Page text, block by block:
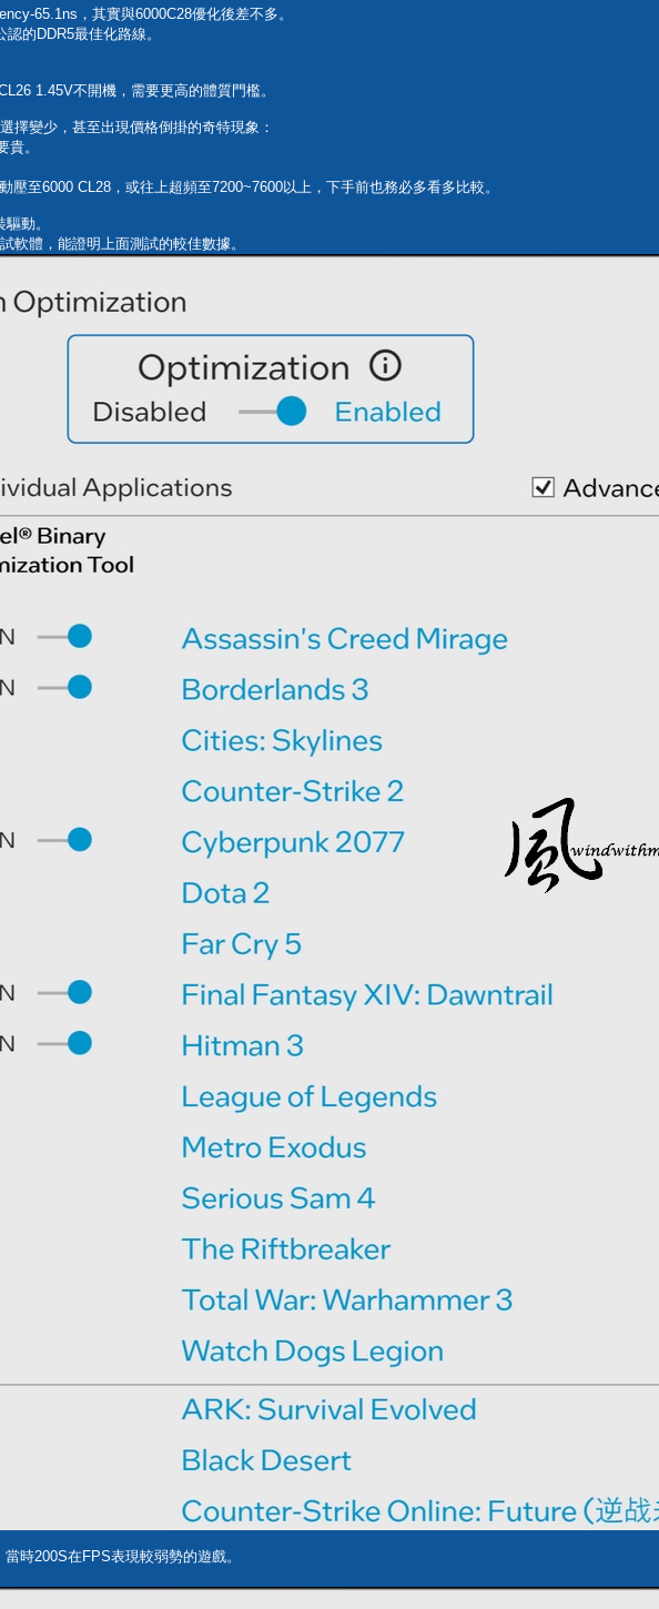
65.1ns，其實與6000C28優化後差不多。
的DDR5最佳化路線。
1.45V不開機，需要更高的體質門檻。
擇變少，甚至出現價格倒掛的奇特現象：
。
至6000 CL28，或往上超頻至7200~7600以上，下手前也務必多看多比較。
動。
軟體，能證明上面測試的較佳數據。
時200S在FPS表現較弱勢的遊戲。